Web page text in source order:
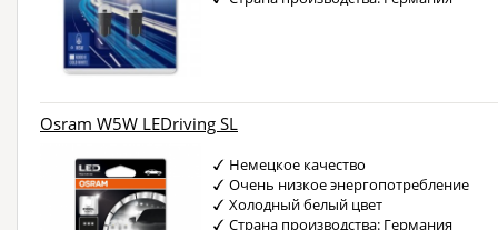
Osram W5W LEDriving SL
Немецкое качество
Очень низкое энергопотребление
Холодный белый цвет
Страна производства: Германия